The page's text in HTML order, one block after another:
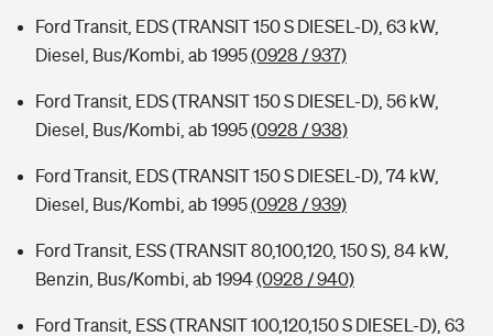
Ford Transit, EDS (TRANSIT 150 S DIESEL-D), 63 kW,
Diesel, Bus/Kombi, ab 1995(0928 / 937)
Ford Transit, EDS (TRANSIT 150 S DIESEL-D), 56 kW,
Diesel, Bus/Kombi, ab 1995(0928 / 938)
Ford Transit, EDS (TRANSIT 150 S DIESEL-D), 74 kW,
Diesel, Bus/Kombi, ab 1995(0928 / 939)
Ford Transit, ESS (TRANSIT 80,100,120, 150 S), 84 kW,
Benzin, Bus/Kombi, ab 1994(0928 / 940)
Ford Transit, ESS (TRANSIT 100,120,150 S DIESEL-D), 63